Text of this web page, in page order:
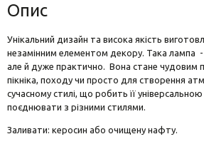
Опис
Унікальний дизайн та висока якість
незамінним елементом декору. Така лампа -
але й дуже практично. Вона стане чудовим
пікніка, походу чи просто для створення
сучасному стилі, що робить її
поєднювати з різними стилями.
Заливати: керосин або очищену нафту.